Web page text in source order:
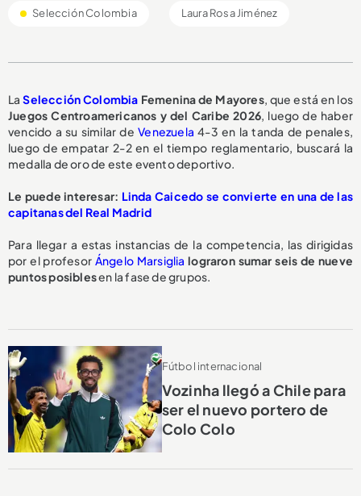
Selección Colombia Laura Rosa Jiménez
LaSelección Colombia Femenina de Mayores, que está en los
Juegos Centroamericanos y del Caribe 2026, luego de haber
vencido a su similar deVenezuela 4-3 en la tanda de penales,
luego de empatar 2-2 en el tiempo reglamentario, buscará la
medalla de oro de este evento deportivo.
Le puede interesar: Linda Caicedo se convierte en una de las
capitanas del Real Madrid
Para llegar a estas instancias de la competencia, las dirigidas
por el profesor Ángelo Marsiglia lograron sumar seis de nueve
puntos posiblesen la fase de grupos.
Fútbol internacional
Vozinha llegó a Chile para
ser el nuevo portero de
Colo Colo